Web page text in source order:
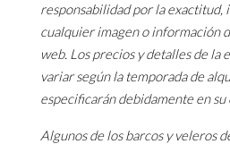
responsabilidad por la
cualquier imagen o información
web. Los precios y detalles de la
variar según la temporada de
especificarán debidamente en
Algunos de los barcos y veleros